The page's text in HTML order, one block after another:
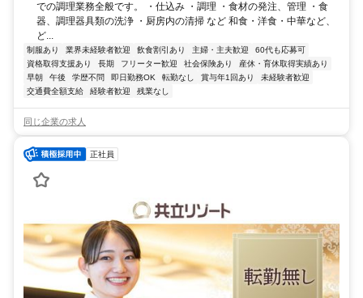
での調理業務全般です。 ・仕込み ・調理 ・食材の発注、管理 ・食
器、調理器具類の洗浄 ・厨房内の清掃 など 和食・洋食・中華など、
ど...
制服あり 業界未経験者歓迎 飲食割引あり 主婦・主夫歓迎
60代も応募可
資格取得支援あり
長期 フリーター歓迎 社会保険あり
産休・育休取得実績あり
早朝
午後 学歴不問 即日勤務OK 転勤なし 賞与年1回あり
未経験者歓迎
交通費全額支給
経験者歓迎 残業なし
同じ企業の求人
正社員